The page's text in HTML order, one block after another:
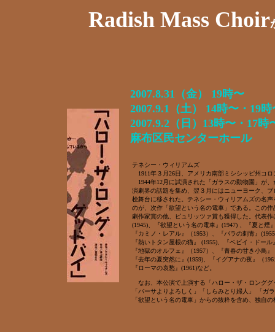
Radish Mass Choir
2007.8.31（金） 19時〜
2007.9.1（土） 14時〜・19時
2007.9.2（日）13時〜・17時
麻布区民センターホール
テネシー・ウィリアムズ
1911年３月26日、アメリカ南部ミシシッピ州コロ
1944年12月に試演された「ガラスの動物園」が、
演劇界の話題を集め、翌３月にはニューヨーク、ブ
桧舞台に移された。テネシー・ウィリアムズの名
のが、次作「欲望という名の電車」である。この作
劇作家賞の他、ピュリッツァ賞も獲得した。代表
(1945)、『欲望という名の電車』(1947) 、『夏と煙
『カミノ・レアル』（1953）、『バラの刺青』
『熱いトタン屋根の猫』 (1955)、『ベビイ・ドール
『地獄のオルフェ』（1957）、『青春の甘き小鳥』
『去年の夏突然に』(1959)、『イグアナの夜』（
『ローマの哀愁』(1961)など。
なお、本公演で上演する「ハロー・ザ・ロンググ
「バーサよりよろしく」「しらみとり婦人」 「ガ
「欲望という名の電車」からの抜粋を含め、独自